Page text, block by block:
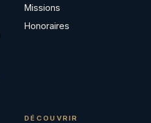
Missions
Honoraires
DÉCOUVRIR